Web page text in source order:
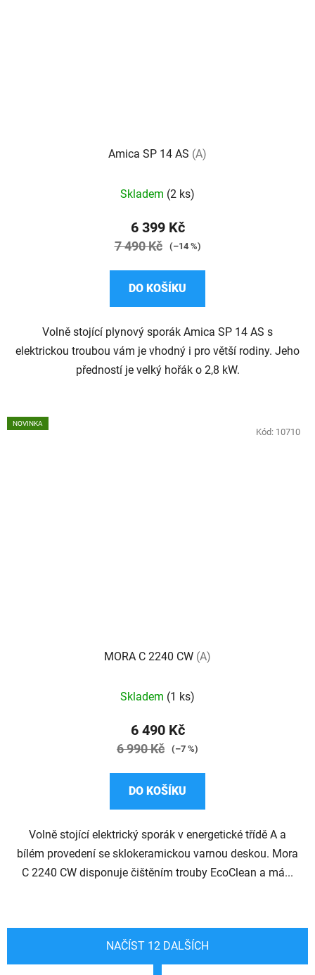
Amica SP 14 AS (A)
hodnocení
produktu
je
5
Skladem (2 ks)
6 399 Kč
7 490 Kč (–14 %)
DO KOŠÍKU
Volně stojící plynový sporák Amica SP 14 AS s
elektrickou troubou vám je vhodný i pro větší rodiny. Jeho
předností je velký hořák o 2,8 kW.
NOVINKA
MORA C 2240 CW (A)
Skladem (1 ks)
6 490 Kč
6 990 Kč (–7 %)
DO KOŠÍKU
Volně stojící elektrický sporák v energetické třídě A a
bílém provedení se sklokeramickou varnou deskou. Mora
C 2240 CW disponuje čištěním trouby EcoClean a má...
Kód: 10710
NAČÍST 12 DALŠÍCH